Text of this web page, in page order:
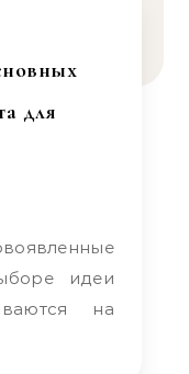
для
идеи
на